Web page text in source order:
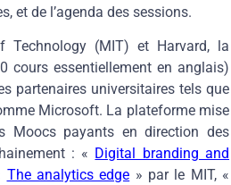
et de l’agenda des sessions.
Technology (MIT) et Harvard, la
cours essentiellement en anglais)
partenaires universitaires tels que
Microsoft. La plateforme mise
Moocs payants en direction des
: « Digital branding and
The analytics edge » par le MIT, «